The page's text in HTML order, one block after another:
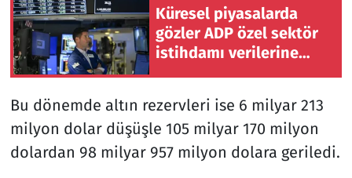
Küresel piyasalarda
gözler ADP özel sektör
istihdamı verilerine
Bu dönemde altın rezervleri ise 6 milyar 213
milyon dolar düşüşle 105 milyar 170 milyon
dolardan 98 milyar 957 milyon dolara geriledi.